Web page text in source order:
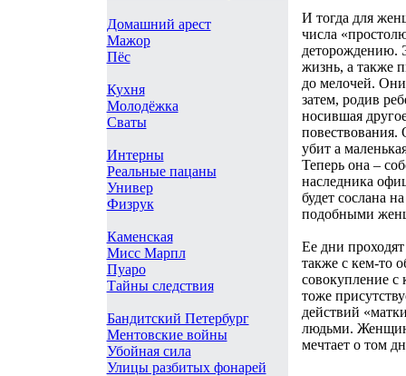
Домашний арест
Мажор
Пёс
Кухня
Молодёжка
Сваты
Интерны
Реальные пацаны
Универ
Физрук
Каменская
Мисс Марпл
Пуаро
Тайны следствия
Бандитский Петербург
Ментовские войны
Убойная сила
Улицы разбитых фонарей
И тогда для
числа
деторождению.
жизнь, а также
до мелочей. Они
затем, родив
носившая
убит а
Теперь она –
наследника
будет сослана
подобными
Ее дни
также с кем-то
совокупление с
тоже
действий
людьми.
мечтает о том